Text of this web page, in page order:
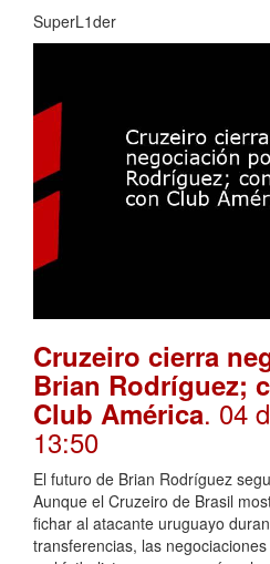
SuperL1der
Cruzeiro cierra
Brian Rodríguez;
Club América. 04
13:50
El futuro de Brian Rodríguez
Aunque el Cruzeiro de Brasil
fichar al atacante uruguayo
transferencias, las